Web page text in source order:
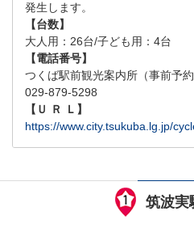
発生します。
【台数】
大人用：26台/子ども用：4台
【電話番号】
つくば駅前観光案内所（事前予約
029-879-5298
【Ｕ Ｒ Ｌ】
https://www.city.tsukuba.lg.jp/
筑波実